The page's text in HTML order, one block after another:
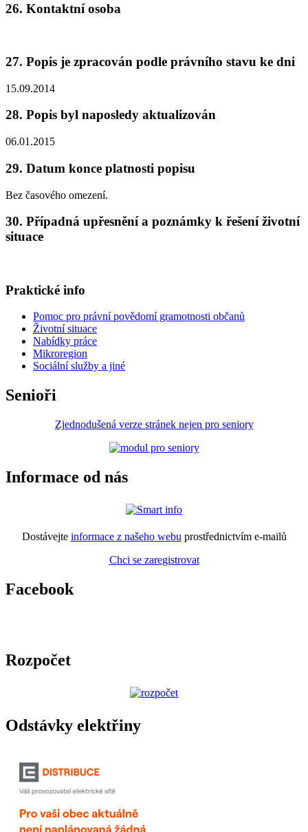
26. Kontaktní osoba
27. Popis je zpracován podle právního stavu ke dni
15.09.2014
28. Popis byl naposledy aktualizován
06.01.2015
29. Datum konce platnosti popisu
Bez časového omezení.
30. Případná upřesnění a poznámky k řešení životní
situace
Praktické info
Pomoc pro právní povědomí gramotnosti občanů
Životní situace
Nabídky práce
Mikroregion
Sociální služby a jiné
Senioři
Zjednodušená verze stránek nejen pro seniory
Informace od nás
Dostávejte informace z našeho webu prostřednictvím e-mailů
Chci se zaregistrovat
Facebook
Rozpočet
Odstávky elektřiny